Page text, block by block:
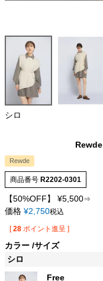
シロ
Rewde
Rewde
商品番号 R2202-0301
【50%OFF】 ¥5,500⇒
価格 ¥2,750税込
[ 28 ポイント進呈 ]
カラー サイズ
シロ
Free